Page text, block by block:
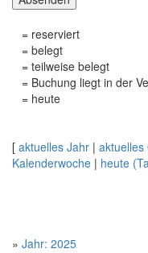
= reserviert
= belegt
= teilweise belegt
= Buchung liegt in der
= heute
[ aktuelles Jahr | aktuelles
Kalenderwoche | heute
» Jahr: 2025